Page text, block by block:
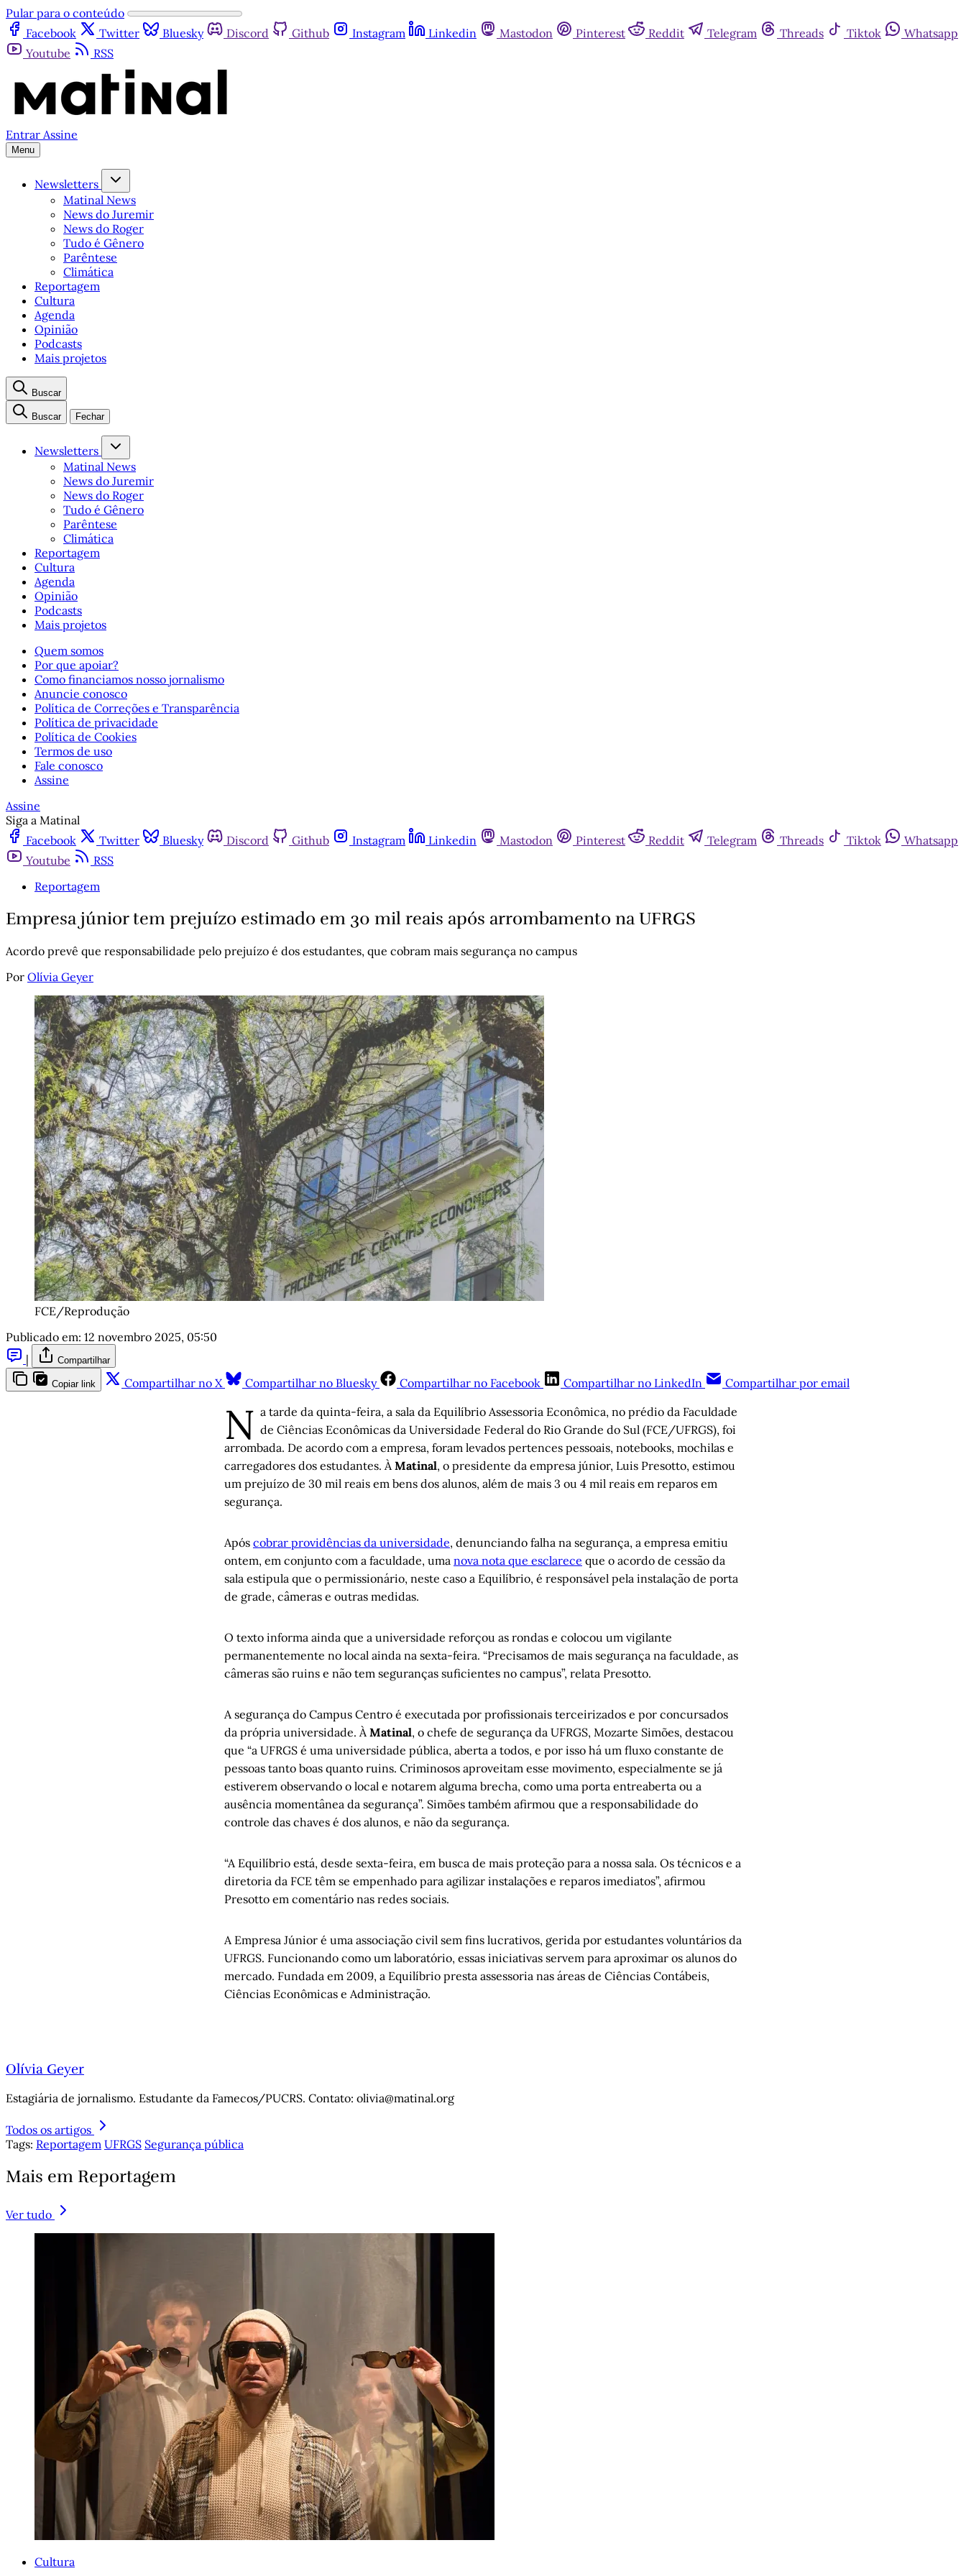
Pular para o conteúdo
Facebook
Twitter Bluesky Discord Github Instagram Linkedin Mastodon Pinterest Reddit Telegram Threads Tiktok
Whatsapp
Youtube
RSS
Entrar Assine
Menu
Newsletters
Matinal News
News do Juremir
News do Roger
Tudo é Gênero
Parêntese
Climática
Reportagem
Cultura
Agenda
Opinião
Podcasts
Mais projetos
Buscar
Buscar Fechar
Newsletters
Matinal News
News do Juremir
News do Roger
Tudo é Gênero
Parêntese
Climática
Reportagem
Cultura
Agenda
Opinião
Podcasts
Mais projetos
Quem somos
Por que apoiar?
Como financiamos nosso jornalismo
Anuncie conosco
Política de Correções e Transparência
Política de privacidade
Política de Cookies
Termos de uso
Fale conosco
Assine
Assine
Siga a Matinal
Facebook
Twitter Bluesky Discord Github Instagram Linkedin Mastodon Pinterest Reddit Telegram Threads Tiktok
Whatsapp
Youtube
RSS
Reportagem
Empresa júnior tem prejuízo estimado em 30 mil reais após arrombamento na UFRGS
Acordo prevê que responsabilidade pelo prejuízo é dos estudantes, que cobram mais segurança no campus
Por Olívia Geyer
FCE/Reprodução
Publicado em: 12 novembro 2025, 05:50
|
Compartilhar
Copiar link Compartilhar no X Compartilhar no Bluesky Compartilhar no Facebook Compartilhar no LinkedIn Compartilhar por email
N a tarde da quinta-feira, a sala da Equilíbrio Assessoria Econômica, no prédio da Faculdade
de Ciências Econômicas da Universidade Federal do Rio Grande do Sul (FCE/UFRGS), foi
arrombada. De acordo com a empresa, foram levados pertences pessoais, notebooks, mochilas e
carregadores dos estudantes. ÀMatinal, o presidente da empresa júnior, Luis Presotto, estimou
um prejuízo de 30 mil reais em bens dos alunos, além de mais 3 ou 4 mil reais em reparos em
segurança.
Após cobrar providências da universidade, denunciando falha na segurança, a empresa emitiu
ontem, em conjunto com a faculdade, uma nova nota que esclarece que o acordo de cessão da
sala estipula que o permissionário, neste caso a Equilíbrio, é responsável pela instalação de porta
de grade, câmeras e outras medidas.
O texto informa ainda que a universidade reforçou as rondas e colocou um vigilante
permanentemente no local ainda na sexta-feira. “Precisamos de mais segurança na faculdade, as
câmeras são ruins e não tem seguranças suficientes no campus”, relata Presotto.
A segurança do Campus Centro é executada por profissionais terceirizados e por concursados
da própria universidade. ÀMatinal, o chefe de segurança da UFRGS, Mozarte Simões, destacou
que “a UFRGS é uma universidade pública, aberta a todos, e por isso há um fluxo constante de
pessoas tanto boas quanto ruins. Criminosos aproveitam esse movimento, especialmente se já
estiverem observando o local e notarem alguma brecha, como uma porta entreaberta ou a
ausência momentânea da segurança”. Simões também afirmou que a responsabilidade do
controle das chaves é dos alunos, e não da segurança.
“A Equilíbrio está, desde sexta-feira, em busca de mais proteção para a nossa sala. Os técnicos e a
diretoria da FCE têm se empenhado para agilizar instalações e reparos imediatos”, afirmou
Presotto em comentário nas redes sociais.
A Empresa Júnior é uma associação civil sem fins lucrativos, gerida por estudantes voluntários da
UFRGS. Funcionando como um laboratório, essas iniciativas servem para aproximar os alunos do
mercado. Fundada em 2009, a Equilíbrio presta assessoria nas áreas de Ciências Contábeis,
Ciências Econômicas e Administração.
Olívia Geyer
Estagiária de jornalismo. Estudante da Famecos/PUCRS. Contato: olivia@matinal.org
Todos os artigos
Tags: Reportagem UFRGS Segurança pública
Mais em Reportagem
Ver tudo
Cultura